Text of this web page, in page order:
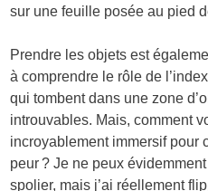
sur une feuille posée au pied
Prendre les objets est
à comprendre le rôle de
qui tombent dans une zone
introuvables. Mais, comment
incroyablement immersif pour
peur ? Je ne peux
spolier, mais j’ai réellement